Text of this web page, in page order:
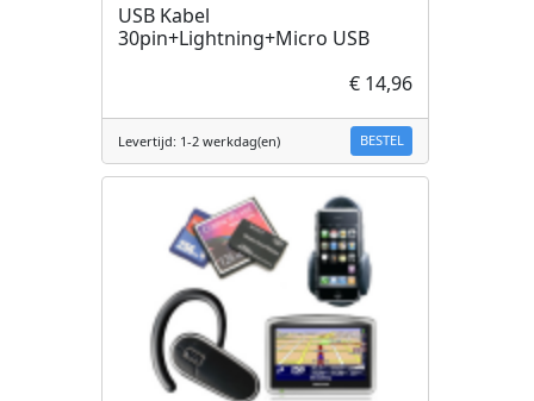
USB Kabel
30pin+Lightning+Micro USB
€ 14,96
Levertijd: 1-2 werkdag(en) BESTEL